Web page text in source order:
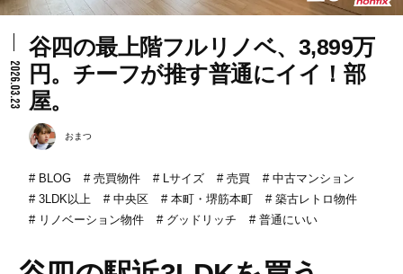
会社情報
2026.03.23
谷四の最上階フルリノベ、3,899万
円。チーフが推す普通にイイ！部
屋。
おまつ
BLOG 売買物件 Lサイズ 売買
中古マンション
3LDK以上
中央区 本町・堺筋本町
築古レトロ物件
リノベーション物件
グッドリッチ 普通にいい